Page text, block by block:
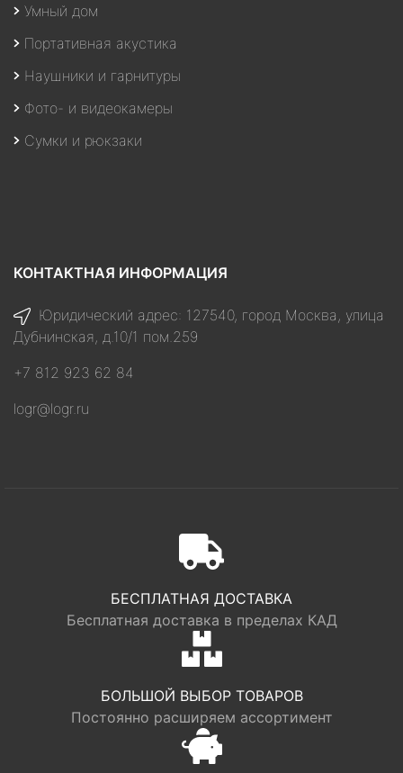
Умный дом
Портативная акустика
Наушники и гарнитуры
Фото- и видеокамеры
Сумки и рюкзаки
КОНТАКТНАЯ ИНФОРМАЦИЯ
Юридический адрес: 127540, город Москва, улица
Дубнинская, д.10/1 пом.259
+7 812 923 62 84
logr@logr.ru
БЕСПЛАТНАЯ ДОСТАВКА
Бесплатная доставка в пределах КАД
БОЛЬШОЙ ВЫБОР ТОВАРОВ
Постоянно расширяем ассортимент